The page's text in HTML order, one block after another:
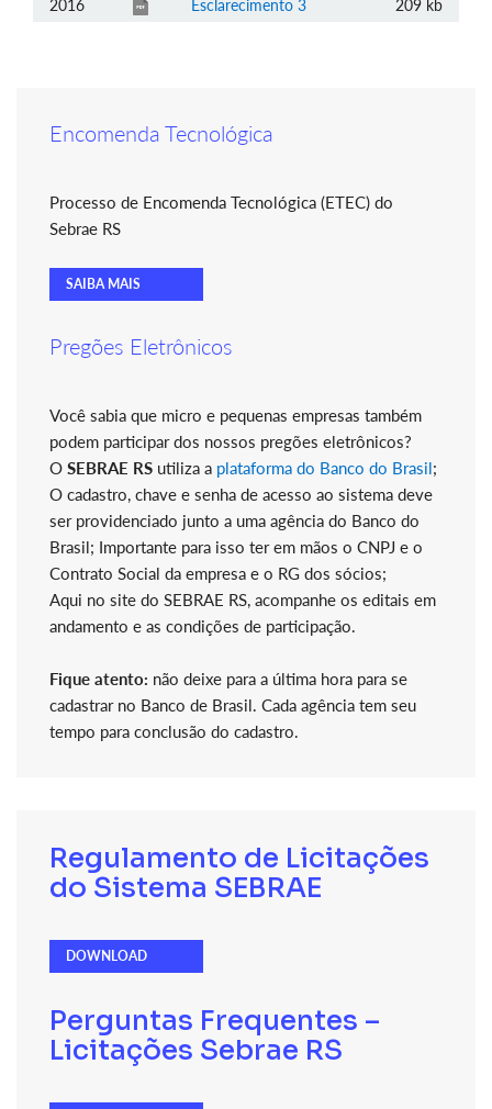
2016
Esclarecimento 3 209 kb
Encomenda Tecnológica
Processo de Encomenda Tecnológica (ETEC) do
Sebrae RS
SAIBA MAIS
Pregões Eletrônicos
Você sabia que micro e pequenas empresas também
podem participar dos nossos pregões eletrônicos?
O SEBRAE RS utiliza a plataforma do Banco do Brasil;
O cadastro, chave e senha de acesso ao sistema deve
ser providenciado junto a uma agência do Banco do
Brasil; Importante para isso ter em mãos o CNPJ e o
Contrato Social da empresa e o RG dos sócios;
Aqui no site do SEBRAE RS, acompanhe os editais em
andamento e as condições de participação.
Fique atento: não deixe para a última hora para se
cadastrar no Banco de Brasil. Cada agência tem seu
tempo para conclusão do cadastro.
Regulamento de Licitações
do Sistema SEBRAE
DOWNLOAD
Perguntas Frequentes –
Licitações Sebrae RS